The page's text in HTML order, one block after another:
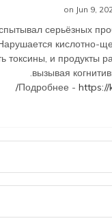
серьёзных
кислотно-
токсины, и продукты
вызывая
Подробнее - https://